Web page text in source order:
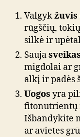
Valgykžuvis
rūgščių,
silkė ir
Saujasveikas
migdolai ar
alkį ir padės
Uogos yra
fitonutrientų
Išbandykite
ar avietes